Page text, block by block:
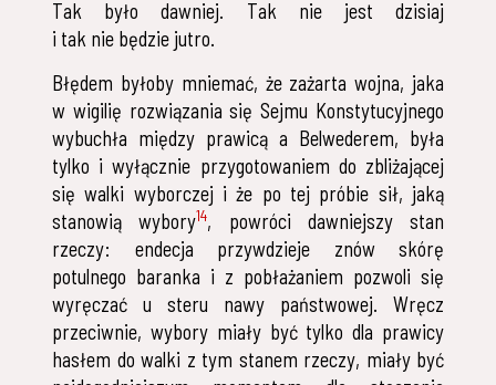
Tak było dawniej. Tak nie jest dzisiaj
i tak nie będzie jutro.
Błędem byłoby mniemać, że zażarta wojna, jaka
w wigilię rozwiązania się Sejmu Konstytucyjnego
wybuchła między prawicą a Belwederem, była
tylko i wyłącznie przygotowaniem do zbliżającej
się walki wyborczej i że po tej próbie sił, jaką
stanowią wybory14, powróci dawniejszy stan
rzeczy: endecja przywdzieje znów skórę
potulnego baranka i z pobłażaniem pozwoli się
wyręczać u steru nawy państwowej. Wręcz
przeciwnie, wybory miały być tylko dla prawicy
hasłem do walki z tym stanem rzeczy, miały być